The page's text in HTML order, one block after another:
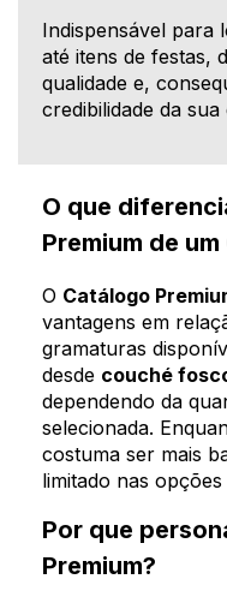
Indispensável para
até itens de festas,
qualidade e,
credibilidade da sua
O que
Premium de
O Catálogo
vantagens em
gramaturas
desde couché
dependendo da
selecionada.
costuma ser mais
limitado nas
Por que
Premium?